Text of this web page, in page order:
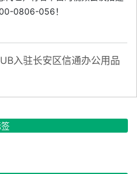
0806-056！
入驻长安区信通办公用品